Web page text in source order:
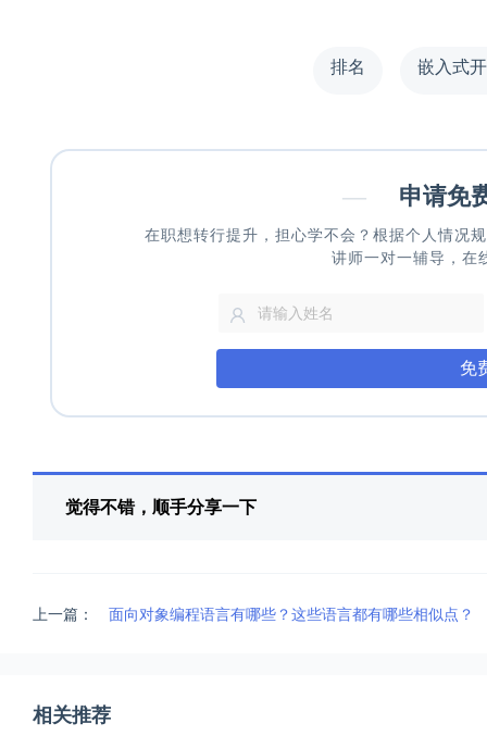
排名 嵌入式
— 申请免
在职想转行提升，担心学不会？根据个人情况
讲师一对一辅导，在
免
觉得不错，顺手分享一下
上一篇： 面向对象编程语言有哪些？这些语言都有哪些相似点？
相关推荐